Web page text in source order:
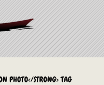
MBOA
PHOTO</STRONG> TAG